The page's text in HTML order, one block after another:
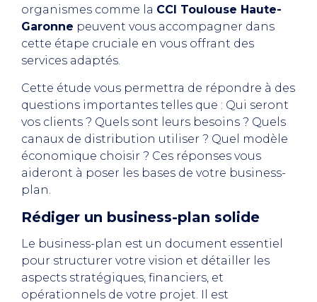
organismes comme la CCI Toulouse Haute-
Garonne peuvent vous accompagner dans
cette étape cruciale en vous offrant des
services adaptés.
Cette étude vous permettra de répondre à des
questions importantes telles que : Qui seront
vos clients ? Quels sont leurs besoins ? Quels
canaux de distribution utiliser ? Quel modèle
économique choisir ? Ces réponses vous
aideront à poser les bases de votre business-
plan.
Rédiger un business-plan solide
Le business-plan est un document essentiel
pour structurer votre vision et détailler les
aspects stratégiques, financiers, et
opérationnels de votre projet. Il est